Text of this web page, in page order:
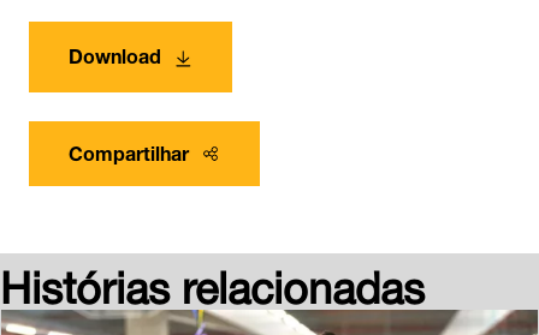
Download
Compartilhar
Histórias relacionadas